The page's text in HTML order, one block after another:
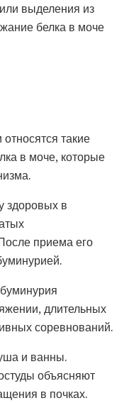
выделения из
белка в моче
такие
в моче, которые
здоровых в
приема его
длительных
соревнований.
и ванны.
объясняют
в почках.